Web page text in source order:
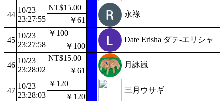
44
10/23
23:27:55
NT$15.00
永祿
￥61
45
10/23
23:27:58
￥100
Date Erisha ダテ-エリシャ
￥100
46
10/23
23:28:02
NT$15.00
月詠嵐
￥61
47
10/23
23:28:03
￥120
三月ウサギ
￥120